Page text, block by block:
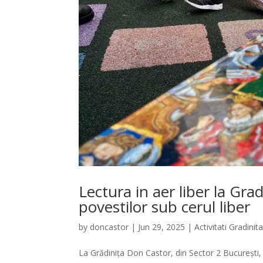
Lectura in aer liber la
povestilor sub cerul liber
by doncastor | Jun 29, 2025 |Activitati Gradinita
La Grădinița Don Castor, din Sector 2